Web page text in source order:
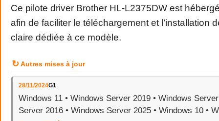
Ce pilote driver Brother HL-L2375DW est
afin de faciliter le téléchargement et l’installation
claire dédiée à ce modèle.
↻ Autres mises à jour
28/11/2024G1
Windows 11 • Windows Server 2019 • Windows
Server 2016 • Windows Server 2025 • Windows 10 •